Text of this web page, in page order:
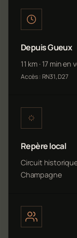
Depuis Gueux
11 km · 17 min en
Accès : RN31, D27
Repère local
Circuit
Champagne